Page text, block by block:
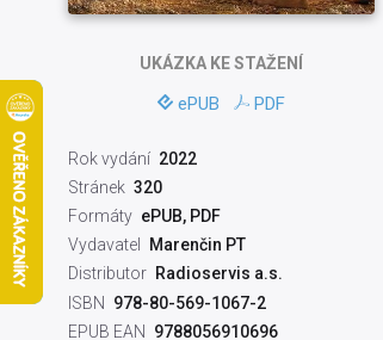
UKÁZKAKE STAŽENÍ
ePUB PDF
Rok vydání 2022
Stránek 320
Formáty ePUB, PDF
Vydavatel
Marenčin PT
Distributor Radioservis a.s.
ISBN
978-80-569-1067-2
EPUB EAN
9788056910696